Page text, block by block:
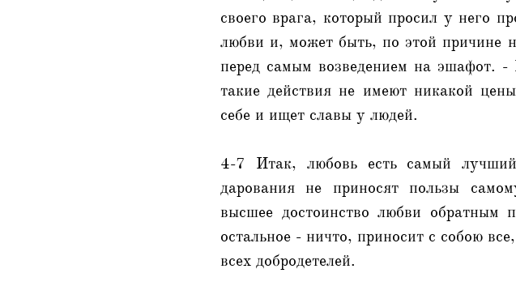
своего врага, который просил у него
любви и, может быть, по этой причине
перед самым возведением на эшафот.
такие действия не имеют никакой
себе и ищет славы у людей.
4-7 Итак, любовь есть самый
дарования не приносят пользы
высшее достоинство любви
остальное - ничто, приносит с собою
всех добродетелей.